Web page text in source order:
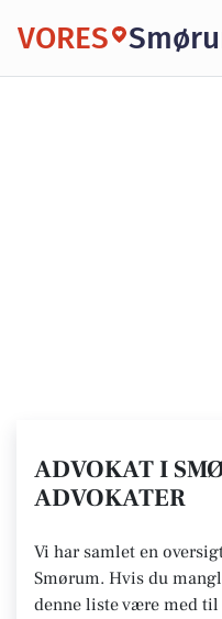
VORES
ADVOKAT I
ADVOKATER
Vi har samlet en
Smørum. Hvis du
denne liste være med